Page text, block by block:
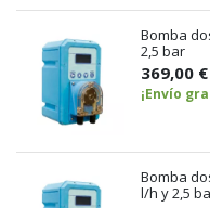
Bomba
2,5 bar
369,00 €
¡Envío
Bomba
l/h y 2,5